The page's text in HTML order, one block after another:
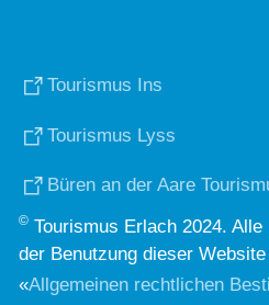
Tourismus Ins
Tourismus Lyss
Büren an der Aare
© Tourismus Erlach 2024.
der Benutzung dieser
«Allgemeinen rechtlichen